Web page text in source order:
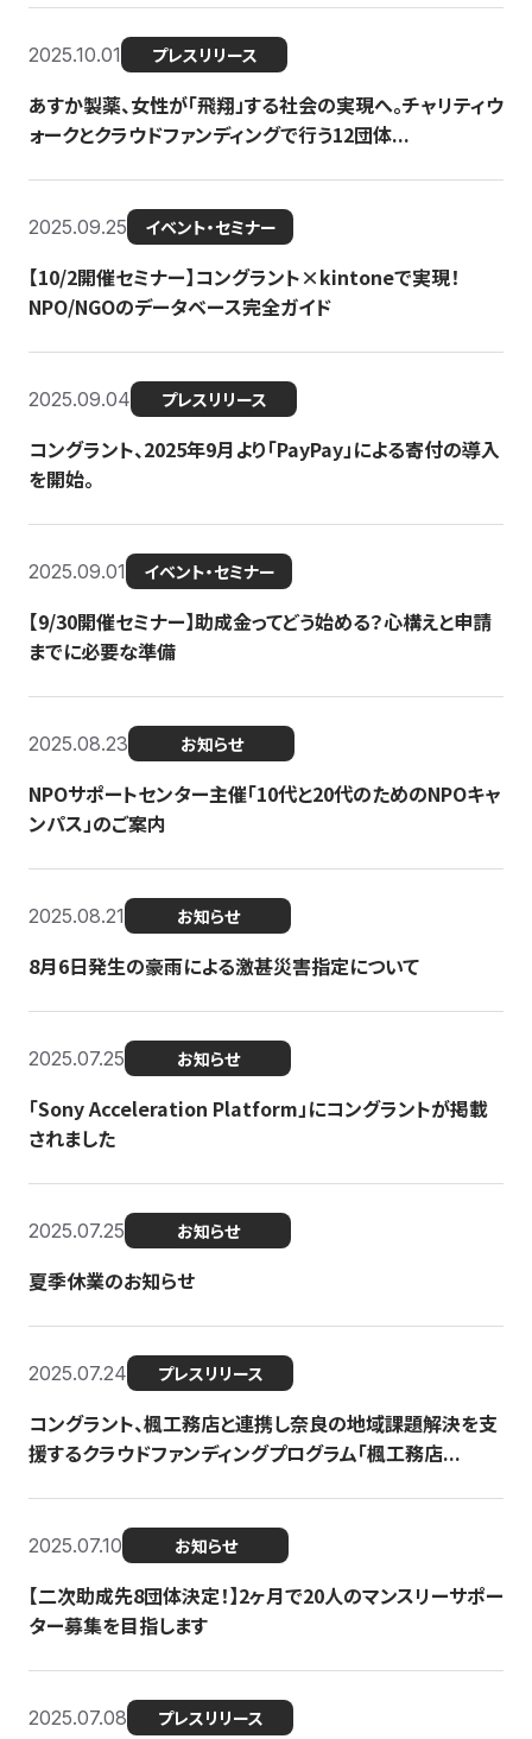
2025.10.01 プレスリリース
あすか製薬、女性が「飛翔」する社会の実現へ。チャリティウ
ォークとクラウドファンディングで行う12団体...
2025.09.25 イベント・セミナー
【10/2開催セミナー】コングラント×kintoneで実現！
NPO/NGOのデータベース完全ガイド
2025.09.04 プレスリリース
コングラント、2025年9月より「PayPay」による寄付の導入
を開始。
2025.09.01 イベント・セミナー
【9/30開催セミナー】助成金ってどう始める？心構えと申請
までに必要な準備
2025.08.23 お知らせ
NPOサポートセンター主催「10代と20代のためのNPOキャ
ンパス」のご案内
2025.08.21 お知らせ
8月6日発生の豪雨による激甚災害指定について
2025.07.25 お知らせ
「Sony Acceleration Platform」にコングラントが掲載
されました
2025.07.25 お知らせ
夏季休業のお知らせ
2025.07.24 プレスリリース
コングラント、楓工務店と連携し奈良の地域課題解決を支
援するクラウドファンディングプログラム「楓工務店...
2025.07.10 お知らせ
【二次助成先8団体決定！】2ヶ月で20人のマンスリーサポー
ター募集を目指します
2025.07.08 プレスリリース